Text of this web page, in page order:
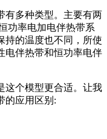
有多种类型。主要有两
功率电加电伴热带系
持的温度也不同，所使
电伴热带和恒功率电伴
这个模型更合适。让我
的应用区别: